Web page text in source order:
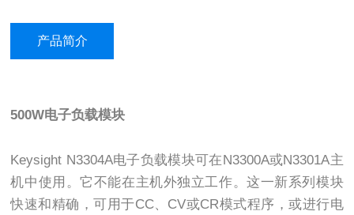
产品简介
500W电子负载模块
Keysight N3304A电子负载模块可在N3300A或N3301A主
机中使用。它不能在主机外独立工作。这一新系列模块
快速和精确，可用于CC、CV或CR模式程序，或进行电